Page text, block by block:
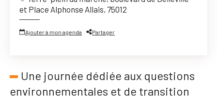
et Place Alphonse Allais, 75012
Ajouter à mon agenda Partager
Une journée dédiée aux questions
environnementales et de transition